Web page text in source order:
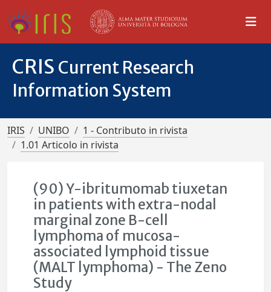
CRIS Current Research
Information System
IRIS UNIBO
1 - Contributo in rivista
1.01 Articolo in rivista
(90) Y-ibritumomab tiuxetan
in patients with extra-nodal
marginal zone B-cell
lymphoma of mucosa-
associated lymphoid tissue
(MALT lymphoma) - The Zeno
Study